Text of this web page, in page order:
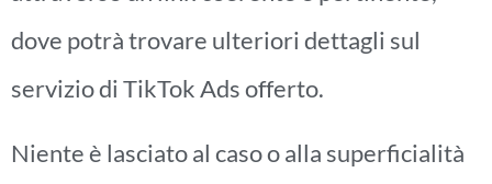
dove potrà trovare ulteriori dettagli sul
servizio di TikTok Ads offerto.
Niente è lasciato al caso o alla superficialità